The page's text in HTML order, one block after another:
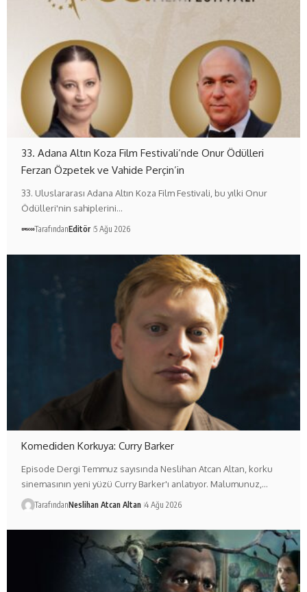
33. Adana Altın Koza Film Festivali’nde Onur Ödülleri
Ferzan Özpetek ve Vahide Perçin’in
33. Uluslararası Adana Altın Koza Film Festivali, bu yılki Onur
Ödülleri'nin sahiplerini…
TarafındanEditör 5 Ağu 2026
Komediden Korkuya: Curry Barker
Episode Dergi Temmuz sayısında Neslihan Atcan Altan, korku
sinemasının yeni yüzü Curry Barker'ı anlatıyor. Malumunuz,…
TarafındanNeslihan Atcan Altan 4 Ağu 2026